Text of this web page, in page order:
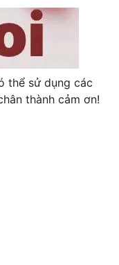
thể sử dụng các
thành cảm ơn!